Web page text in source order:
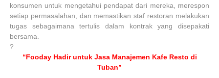
konsumen untuk mengetahui pendapat dari mereka, merespon
setiap permasalahan, dan memastikan staf restoran melakukan
tugas sebagaimana tertulis dalam kontrak yang disepakati
bersama.
?
“Fooday Hadir untuk Jasa Manajemen Kafe Resto di
Tuban”